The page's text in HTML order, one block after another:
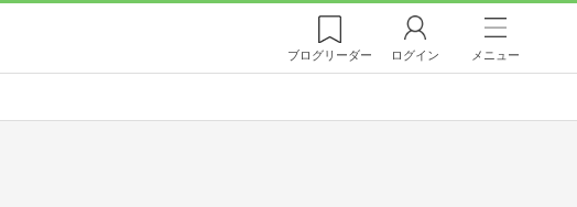
ブログリーダー ログイン メニュー